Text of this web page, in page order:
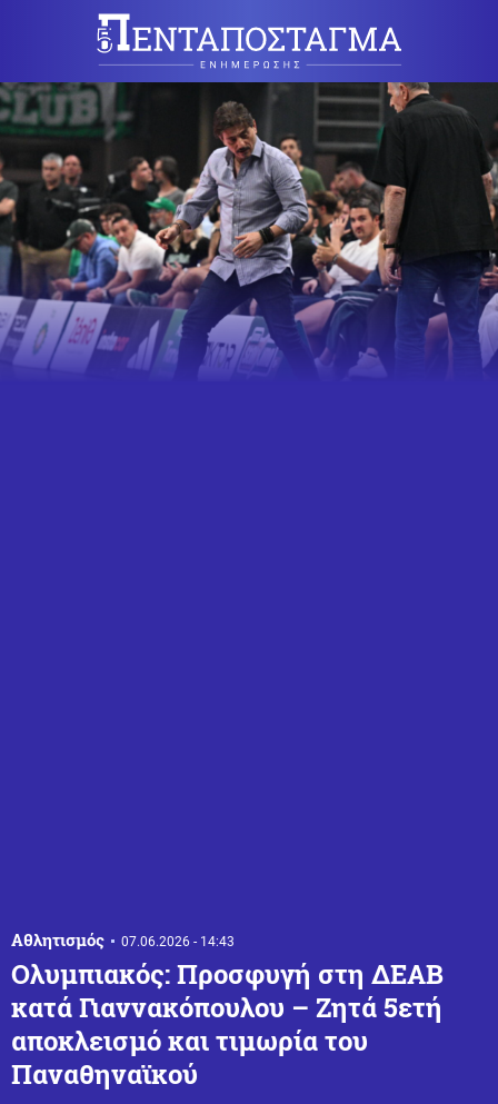
Αθλητισμός 07.06.2026 - 14:43
Ολυμπιακός: Προσφυγή στη ΔΕΑΒ
κατά Γιαννακόπουλου – Ζητά 5ετή
αποκλεισμό και τιμωρία του
Παναθηναϊκού